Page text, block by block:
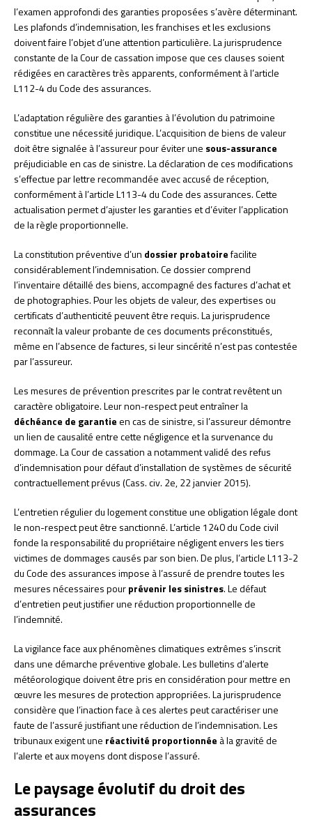
l’examen approfondi des garanties proposées s’avère déterminant.
Les plafonds d’indemnisation, les franchises et les exclusions
doivent faire l’objet d’une attention particulière. La jurisprudence
constante de la Cour de cassation impose que ces clauses soient
rédigées en caractères très apparents, conformément à l’article
L112-4 du Code des assurances.
L’adaptation régulière des garanties à l’évolution du patrimoine
constitue une nécessité juridique. L’acquisition de biens de valeur
doit être signalée à l’assureur pour éviter une sous-assurance
préjudiciable en cas de sinistre. La déclaration de ces modifications
s’effectue par lettre recommandée avec accusé de réception,
conformément à l’article L113-4 du Code des assurances. Cette
actualisation permet d’ajuster les garanties et d’éviter l’application
de la règle proportionnelle.
La constitution préventive d’un dossier probatoirefacilite
considérablement l’indemnisation. Ce dossier comprend
l’inventaire détaillé des biens, accompagné des factures d’achat et
de photographies. Pour les objets de valeur, des expertises ou
certificats d’authenticité peuvent être requis. La jurisprudence
reconnaît la valeur probante de ces documents préconstitués,
même en l’absence de factures, si leur sincérité n’est pas contestée
par l’assureur.
Les mesures de prévention prescrites par le contrat revêtent un
caractère obligatoire. Leur non-respect peut entraîner la
déchéance de garantieen cas de sinistre, si l’assureur démontre
un lien de causalité entre cette négligence et la survenance du
dommage. La Cour de cassation a notamment validé des refus
d’indemnisation pour défaut d’installation de systèmes de sécurité
contractuellement prévus (Cass. civ. 2e, 22 janvier 2015).
L’entretien régulier du logement constitue une obligation légale dont
le non-respect peut être sanctionné. L’article 1240 du Code civil
fonde la responsabilité du propriétaire négligent envers les tiers
victimes de dommages causés par son bien. De plus, l’article L113-2
du Code des assurances impose à l’assuré de prendre toutes les
mesures nécessaires pourprévenir les sinistres. Le défaut
d’entretien peut justifier une réduction proportionnelle de
l’indemnité.
La vigilance face aux phénomènes climatiques extrêmes s’inscrit
dans une démarche préventive globale. Les bulletins d’alerte
météorologique doivent être pris en considération pour mettre en
œuvre les mesures de protection appropriées. La jurisprudence
considère que l’inaction face à ces alertes peut caractériser une
faute de l’assuré justifiant une réduction de l’indemnisation. Les
tribunaux exigent une réactivité proportionnée à la gravité de
l’alerte et aux moyens dont dispose l’assuré.
Le paysage évolutif du droit des
assurances